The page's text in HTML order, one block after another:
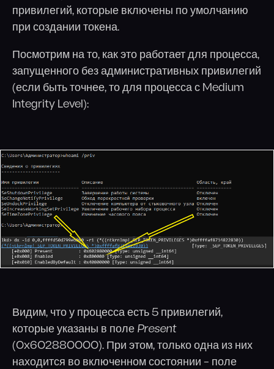
привилегий, которые включены по умолчанию
при создании токена.
Посмотрим на то, как это работает для процесса,
запущенного без административных привилегий
(если быть точнее, то для процесса с Medium
Integrity Level):
Видим, что у процесса есть 5 привилегий,
которые указаны в поле Present
(0x602880000). При этом, только одна из них
находится во включенном состоянии – поле